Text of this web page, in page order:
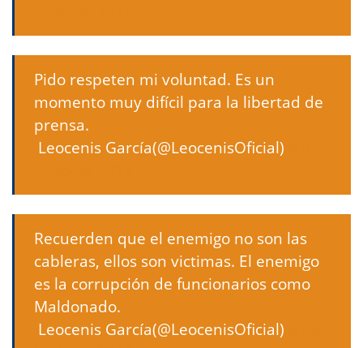
Pido respeten mi voluntad. Es un
momento muy difícil para la libertad de
prensa.
 Leocenis García(@LeocenisOficial)
Recuerden que el enemigo no son las
cableras, ellos son victimas. El enemigo
es la corrupción de funcionarios como
Maldonado.
 Leocenis García(@LeocenisOficial)